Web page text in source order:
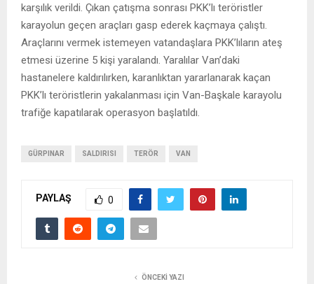
karşılık verildi. Çıkan çatışma sonrası PKK’lı teröristler
karayolun geçen araçları gasp ederek kaçmaya çalıştı.
Araçlarını vermek istemeyen vatandaşlara PKK’lıların ateş
etmesi üzerine 5 kişi yaralandı. Yaralılar Van’daki
hastanelere kaldırılırken, karanlıktan yararlanarak kaçan
PKK’lı teröristlerin yakalanması için Van-Başkale karayolu
trafiğe kapatılarak operasyon başlatıldı.
GÜRPINAR SALDIRISI TERÖR VAN
PAYLAŞ 0
ÖNCEKI YAZI